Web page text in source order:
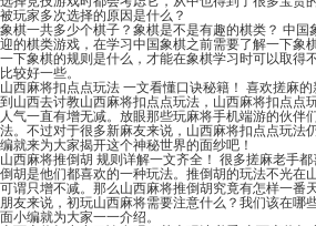
被玩家多次选择的原因是什么？
象棋一共多少个棋子？象棋是不是有趣的棋类？ 中国
迎的棋类游戏，在学习中国象棋之前需要了解一下象
一下象棋的规则是什么，才能在象棋学习时可以取得
比较好一些。
山西麻将扣点点玩法 一文看懂口诀秘籍！ 喜欢搓麻
到山西去讨教山西麻将扣点点玩法，山西麻将扣点点
人气一直有增无减。放眼那些玩麻将手机端游的伙伴
法。不过对于很多新麻友来说，山西麻将扣点点玩法
编就来为大家揭开这个神秘世界的面纱吧！
山西麻将推倒胡 规则详解一文齐全！ 很多搓麻老手
倒胡是他们都喜欢的一种玩法。推倒胡的玩法不光在
可谓只增不减。那么山西麻将推倒胡究竟有怎样一番
朋友来说，初玩山西麻将需要注意什么？我们该在哪
面小编就为大家一一介绍。